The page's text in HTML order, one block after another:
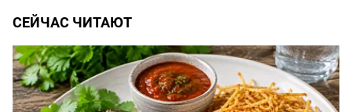
СЕЙЧАС ЧИТАЮТ